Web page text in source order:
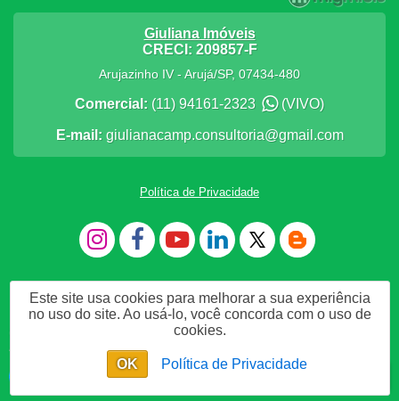
https://www.facebook.com/Giuliana-I
Me Chame no WhatsApp
Giuliana Imóveis
CRECI: 209857-F
Arujazinho IV-Arujá/SP, 07434-480
Comercial: (11) 94161-2323 (VIVO)
E-mail: giulianacamp.consultoria@gmail.com
Política de Privacidade
Este site usa cookies para melhorar a sua experiência
no uso do site. Ao usá-lo, você concorda com o uso de
cookies.
OK Política de Privacidade